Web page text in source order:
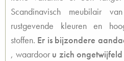
Scandinavisch meubilair
rustgevende kleuren en
stoffen. Er is bijzondere
, waardoor u zich